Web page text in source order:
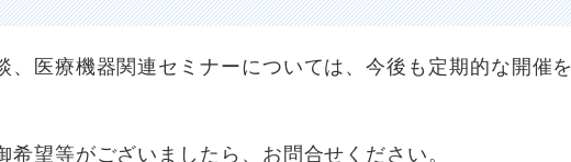
、医療機器関連セミナーについては、今後も定期的な開催
希望等がございましたら、お問合せください。